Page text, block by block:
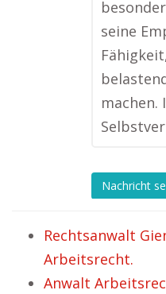
seine
machen.
Nachricht
Rechtsanwalt
Arbeitsrecht.
Anwalt